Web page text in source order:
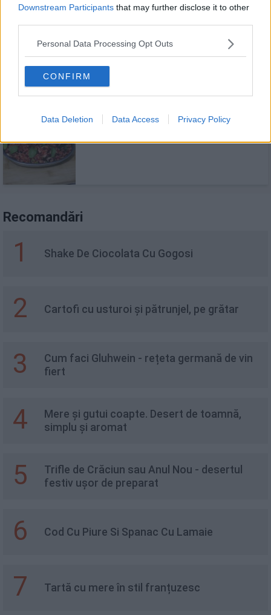
Downstream Participants that may further disclose it to other
Personal Data Processing Opt Outs
CONFIRM
Data Deletion Data Access Privacy Policy
Orez cu prune uscate - rețetă
tradițională românească
Recomandări
1 Shake De Ciocolata Cu Gogosi
2 Cartofi cu usturoi și pătrunjel, pe grătar
3
Cum faci Gluhwein - rețeta germană de vin
fiert
4
Mere și gutui coapte. Desert de toamnă,
simplu și aromat
5
Trifle de Crăciun sau Anul Nou - desertul
festiv ușor de preparat
6 Cod Cu Piure Si Spanac Cu Lamaie
7 Tartă cu mere în stil franțuzesc